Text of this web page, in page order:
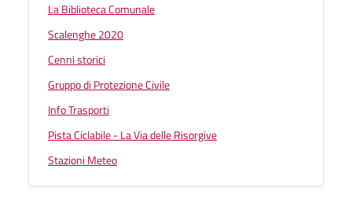
La Biblioteca Comunale
Scalenghe 2020
Cenni storici
Gruppo di Protezione Civile
Info Trasporti
Pista Ciclabile - La Via delle Risorgive
Stazioni Meteo